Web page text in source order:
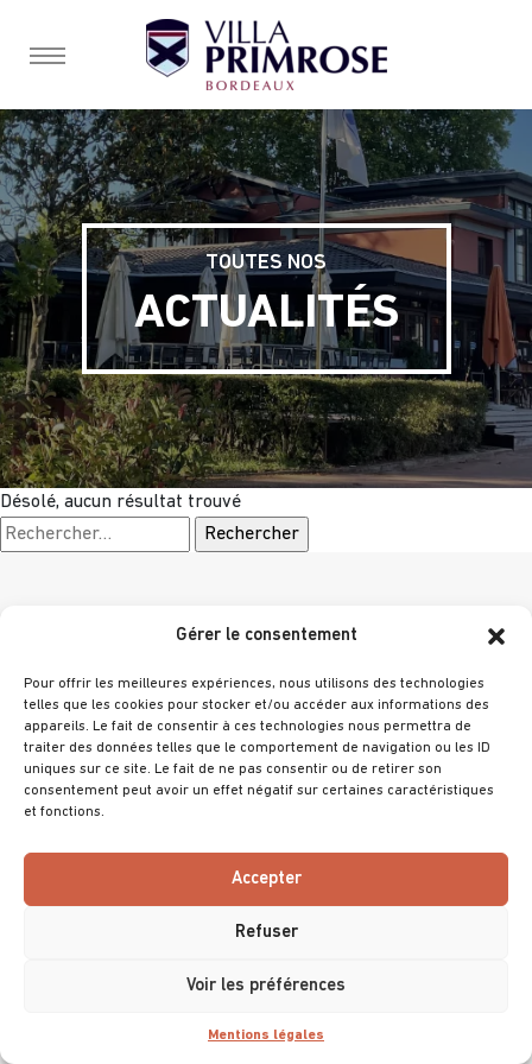
Gérer le consentement
Pour offrir les meilleures expériences, nous utilisons des technologies
telles que les cookies pour stocker et/ou accéder aux informations des
appareils. Le fait de consentir à ces technologies nous permettra de
traiter des données telles que le comportement de navigation ou les ID
uniques sur ce site. Le fait de ne pas consentir ou de retirer son
consentement peut avoir un effet négatif sur certaines caractéristiques
et fonctions.
Accepter
Refuser
Voir les préférences
Mentions légales
TOUTES NOS
ACTUALITÉS
Désolé, aucun résultat trouvé
Rechercher :
Tous droits réservés